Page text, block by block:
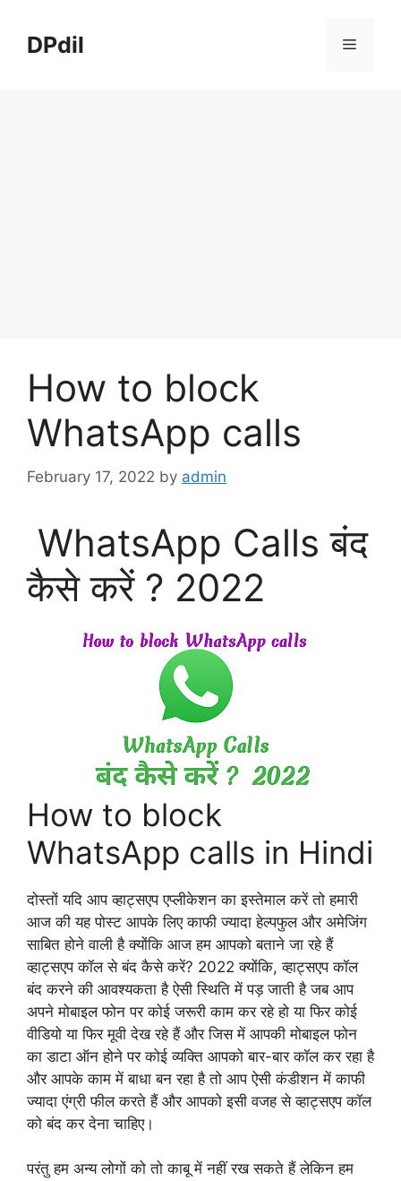
contentDPdil Menu
How to block
WhatsApp calls
February 17, 2022 by admin
WhatsApp Calls बंद
कैसे करें ? 2022
How to block
WhatsApp calls in Hindi
दोस्तों यदि आप व्हाट्सएप एप्लीकेशन का इस्तेमाल करें तो हमारी
आज की यह पोस्ट आपके लिए काफी ज्यादा हेल्पफुल और अमेजिंग
साबित होने वाली है क्योंकि आज हम आपको बताने जा रहे हैं
व्हाट्सएप कॉल से बंद कैसे करें? 2022 क्योंकि, व्हाट्सएप कॉल
बंद करने की आवश्यकता है ऐसी स्थिति में पड़ जाती है जब आप
अपने मोबाइल फोन पर कोई जरूरी काम कर रहे हो या फिर कोई
वीडियो या फिर मूवी देख रहे हैं और जिस में आपकी मोबाइल फोन
का डाटा ऑन होने पर कोई व्यक्ति आपको बार-बार कॉल कर रहा है
और आपके काम में बाधा बन रहा है तो आप ऐसी कंडीशन में काफी
ज्यादा एंग्री फील करते हैं और आपको इसी वजह से व्हाट्सएप कॉल
को बंद कर देना चाहिए।
परंतु हम अन्य लोगों को तो काबू में नहीं रख सकते हैं लेकिन हम